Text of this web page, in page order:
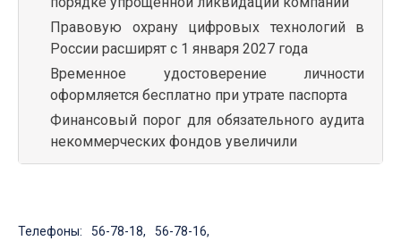
Правовую охрану цифровых технологий в
России расширят с 1 января 2027 года
Временное удостоверение личности
оформляется бесплатно при утрате паспорта
Финансовый порог для обязательного аудита
некоммерческих фондов увеличили
Телефоны: 56-78-18, 56-78-16,